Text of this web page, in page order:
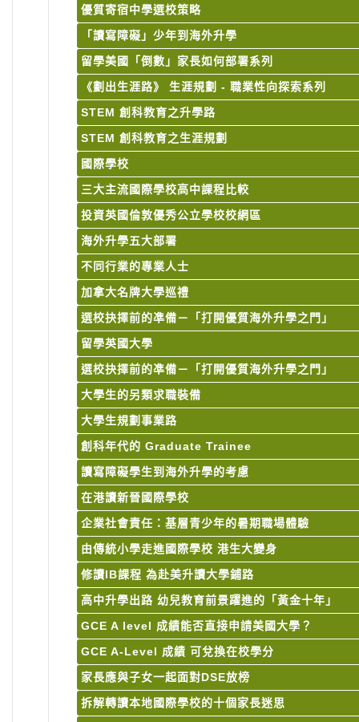
優質寄宿中學選校策略
「讀寫障礙」少年到海外升學
留學美國「倒數」家長如何部署系列
《劃出生涯路》 生涯規劃 - 職業性向探索系列
STEM 創科教育之升學路
STEM 創科教育之生涯規劃
國際學校
三大主流國際學校高中課程比較
投資英國倫敦優秀公立學校校網區
海外升學五大部署
不同行業的專業人士
加拿大名牌大學巡禮
選校抉擇前的凖備－「打開優質海外升學之門」
留學英國大學
選校抉擇前的凖備－「打開優質海外升學之門」
大學生的另類求職裝備
大學生規劃事業路
創科年代的 Graduate Trainee
讀寫障礙學生到海外升學的考慮
在港讀新晉國際學校
企業社會責任：基層青少年的暑期職場體驗
由傳統小學走進國際學校 港生大變身
修讀IB課程 為赴美升讀大學鋪路
高中升學出路 幼兒教育前景躍進的「黃金十年」
GCE A level 成績能否直接申請美國大學？
GCE A-Level 成績 可兌換在校學分
家長應與子女一起面對DSE放榜
拆解轉讀本地國際學校的十個家長迷思